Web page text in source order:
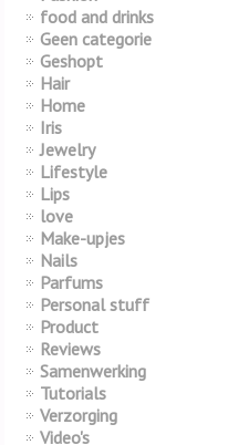
food and drinks
Geen categorie
Geshopt
Hair
Home
Iris
Jewelry
Lifestyle
Lips
love
Make-upjes
Nails
Parfums
Personal stuff
Product
Reviews
Samenwerking
Tutorials
Verzorging
Video's